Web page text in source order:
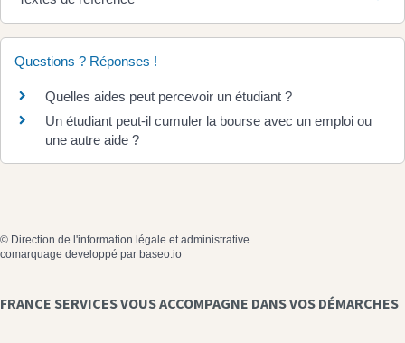
Questions ? Réponses !
Quelles aides peut percevoir un étudiant ?
Un étudiant peut-il cumuler la bourse avec un emploi ou
une autre aide ?
© Direction de l'information légale et administrative
comarquage developpé par baseo.io
FRANCE SERVICES VOUS ACCOMPAGNE DANS VOS DÉMARCHES